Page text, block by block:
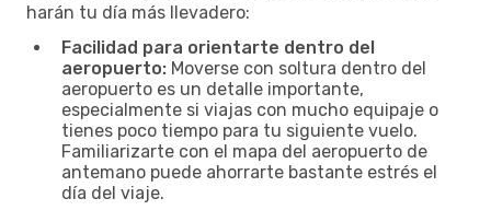
harán tu día más llevadero:
Facilidad para orientarte dentro del
aeropuerto: Moverse con soltura dentro del
aeropuerto es un detalle importante,
especialmente si viajas con mucho equipaje o
tienes poco tiempo para tu siguiente vuelo.
Familiarizarte con el mapa del aeropuerto de
antemano puede ahorrarte bastante estrés el
día del viaje.